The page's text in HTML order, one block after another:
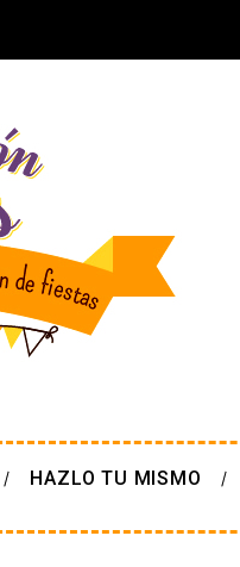
HAZLO TU MISMO